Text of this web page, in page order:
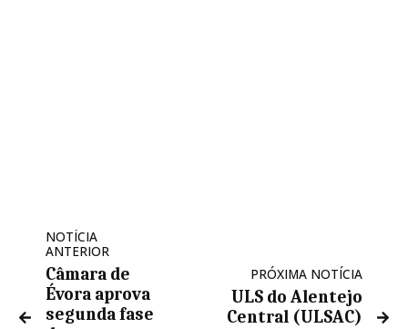
NOTÍCIA
ANTERIOR
Câmara de
Évora aprova
segunda fase
PRÓXIMA NOTÍCIA
ULS do Alentejo
Central (ULSAC)